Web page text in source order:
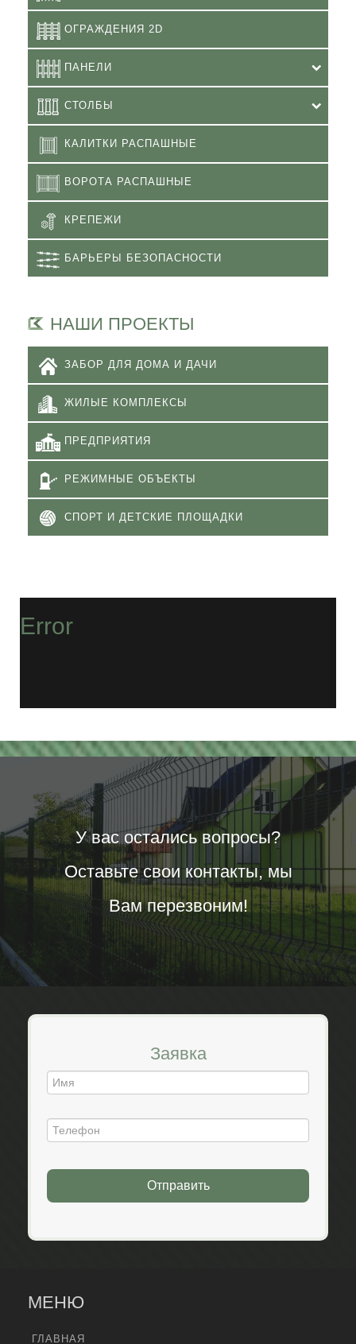
ОГРАЖДЕНИЯ 2D
ПАНЕЛИ
СТОЛБЫ
КАЛИТКИ РАСПАШНЫЕ
ВОРОТА РАСПАШНЫЕ
КРЕПЕЖИ
БАРЬЕРЫ БЕЗОПАСНОСТИ
НАШИ ПРОЕКТЫ
ЗАБОР ДЛЯ ДОМА И ДАЧИ
ЖИЛЫЕ КОМПЛЕКСЫ
ПРЕДПРИЯТИЯ
РЕЖИМНЫЕ ОБЪЕКТЫ
СПОРТ И ДЕТСКИЕ ПЛОЩАДКИ
Error
У вас остались вопросы?
Оставьте свои контакты, мы
Вам перезвоним!
Заявка
Отправить
МЕНЮ
ГЛАВНАЯ